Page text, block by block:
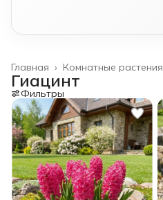
Комнатные растения
Главная ›
Гиацинт
Фильтры